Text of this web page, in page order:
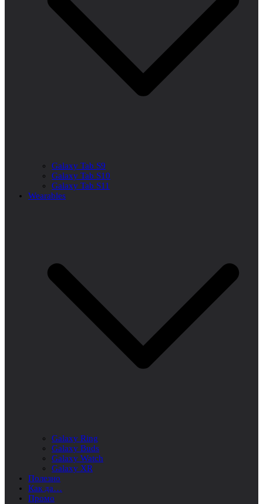
Galaxy Tab S9
Galaxy Tab S10
Galaxy Tab S11
Wearables
Galaxy Ring
Galaxy Buds
Galaxy Watch
Galaxy XR
Полезно
Как да…
Промо